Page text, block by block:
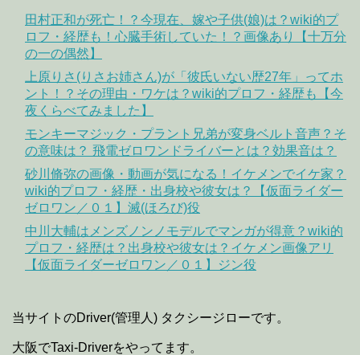
田村正和が死亡！？今現在、嫁や子供(娘)は？wiki的プ
ロフ・経歴も！心臓手術していた！？画像あり【十万分
の一の偶然】
上原りさ(りさお姉さん)が「彼氏いない歴27年」ってホ
ント！？その理由・ワケは？wiki的プロフ・経歴も【今
夜くらべてみました】
モンキーマジック・プラント兄弟が変身ベルト音声？そ
の意味は？ 飛電ゼロワンドライバーとは？効果音は？
砂川脩弥の画像・動画が気になる！イケメンでイケ家？
wiki的プロフ・経歴・出身校や彼女は？【仮面ライダー
ゼロワン／０１】滅(ほろび)役
中川大輔はメンズノンノモデルでマンガが得意？wiki的
プロフ・経歴は？出身校や彼女は？イケメン画像アリ
【仮面ライダーゼロワン／０１】ジン役
当サイトのDriver(管理人) タクシージローです。
大阪でTaxi-Driverをやってます。